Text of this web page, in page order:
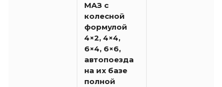
МАЗ с
колесной
формулой
4×2, 4×4,
6×4, 6×6,
автопоезда
на их базе
полной